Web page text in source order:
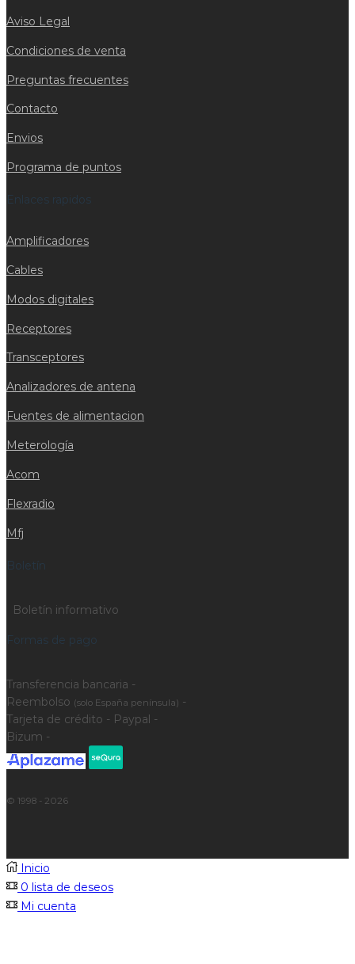
Aviso Legal
Condiciones de venta
Preguntas frecuentes
Contacto
Envios
Programa de puntos
Enlaces rapidos
Amplificadores
Cables
Modos digitales
Receptores
Transceptores
Analizadores de antena
Fuentes de alimentacion
Meterología
Acom
Flexradio
Mfj
Boletín
Boletín informativo
Formas de pago
Transferencia bancaria -
Reembolso (solo España península) -
Tarjeta de crédito - Paypal -
Bizum -
© 1998 - 2026
Inicio
0 lista de deseos
Mi cuenta